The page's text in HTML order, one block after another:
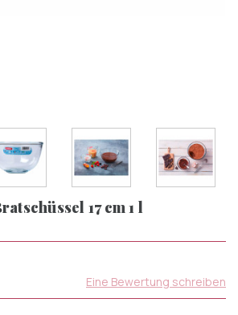
17 cm 1 l
Eine Bewertung schreiben